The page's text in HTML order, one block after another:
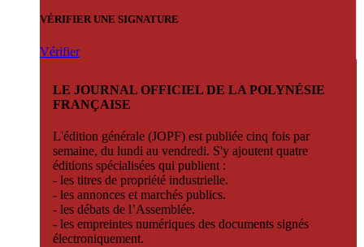
VÉRIFIER UNE SIGNATURE
Vérifier
LE JOURNAL OFFICIEL DE LA POLYNÉSIE
FRANÇAISE
L'édition générale (JOPF) est publiée cinq fois par
semaine, du lundi au vendredi. S'y ajoutent quatre
éditions spécialisées qui publient :
- les titres de propriété industrielle.
- les annonces et marchés publics.
- les débats de l’Assemblée.
- les empreintes numériques des documents signés
électroniquement.